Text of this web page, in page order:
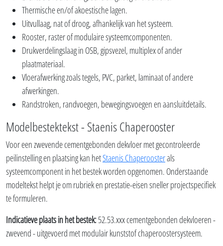
Thermische en/of akoestische lagen.
Uitvullaag, nat of droog, afhankelijk van het systeem.
Rooster, raster of modulaire systeemcomponenten.
Drukverdelingslaag in OSB, gipsvezel, multiplex of ander
plaatmateriaal.
Vloerafwerking zoals tegels, PVC, parket, laminaat of andere
afwerkingen.
Randstroken, randvoegen, bewegingsvoegen en aansluitdetails.
Modelbestektekst - Staenis Chaperooster
Voor een zwevende cementgebonden dekvloer met gecontroleerde
peilinstelling en plaatsing kan hetStaenis Chaperoosterals
systeemcomponent in het bestek worden opgenomen. Onderstaande
modeltekst helpt je om rubriek en prestatie-eisen sneller projectspecifiek
te formuleren.
Indicatieve plaats in het bestek:52.53.xxx cementgebonden dekvloeren -
zwevend - uitgevoerd met modulair kunststof chaperoostersysteem.